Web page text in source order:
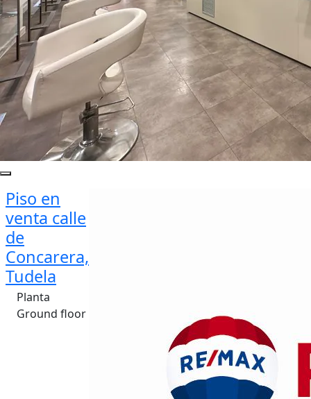
Piso en
venta calle
de
Concarera,
Tudela
Planta
Ground floor